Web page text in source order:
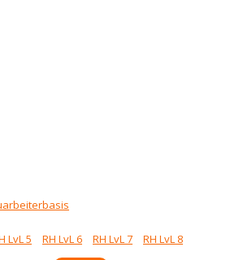
LvL 5 RH LvL 6 RH LvL 7
RH LvL 8